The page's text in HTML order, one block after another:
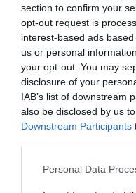
section to confirm your
opt-out request is
interest-based ads
us or personal
your opt-out. You may
disclosure of your
IAB’s list of downstream
also be disclosed by us
Downstream Participants
Please note that this
Personal Data
lesz kialakítva a
és zuhanyzót
– tájékoztatott a
A díszburkolal a
látványos
A fürdő főépülete
időket idéző külső
Az épületet LED-